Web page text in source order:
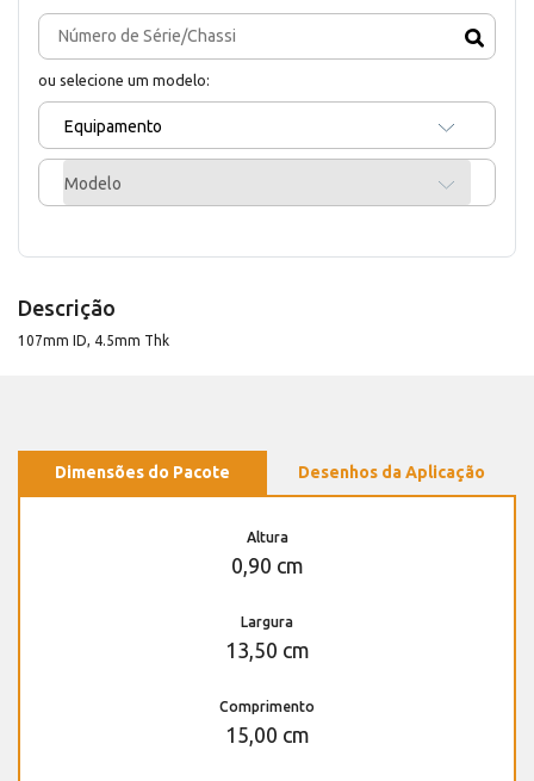
ou selecione um modelo:
Equipamento
Modelo
Descrição
107mm ID, 4.5mm Thk
Dimensões do Pacote Desenhos da Aplicação
Altura
0,90 cm
Largura
13,50 cm
Comprimento
15,00 cm